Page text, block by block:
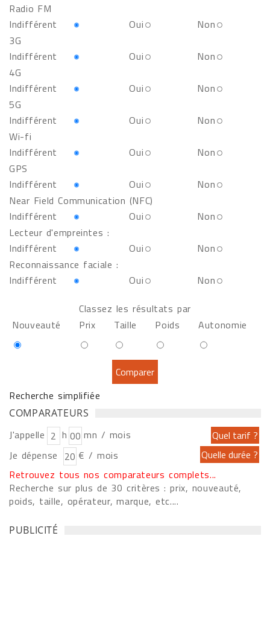
Radio FM
Indifférent
Oui
Non
3G
Indifférent
Oui
Non
4G
Indifférent
Oui
Non
5G
Indifférent
Oui
Non
Wi-fi
Indifférent
Oui
Non
GPS
Indifférent
Oui
Non
Near Field Communication (NFC)
Indifférent
Oui
Non
Lecteur d'empreintes :
Indifférent
Oui
Non
Reconnaissance faciale :
Indifférent
Oui
Non
Classez les résultats par
Nouveauté
Prix Taille Poids Autonomie
Recherche simplifiée
COMPARATEURS
J'appelle h
mn / mois
Je dépense
€ / mois
Retrouvez tous nos comparateurs complets...
Recherche sur plus de 30 critères : prix, nouveauté,
poids, taille, opérateur, marque, etc....
PUBLICITÉ